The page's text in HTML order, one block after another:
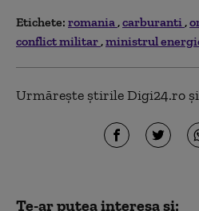
Etichete: romania carburanti
conflict militar ministrul
Urmărește știrile Digi24.ro
Te-ar putea interesa și: